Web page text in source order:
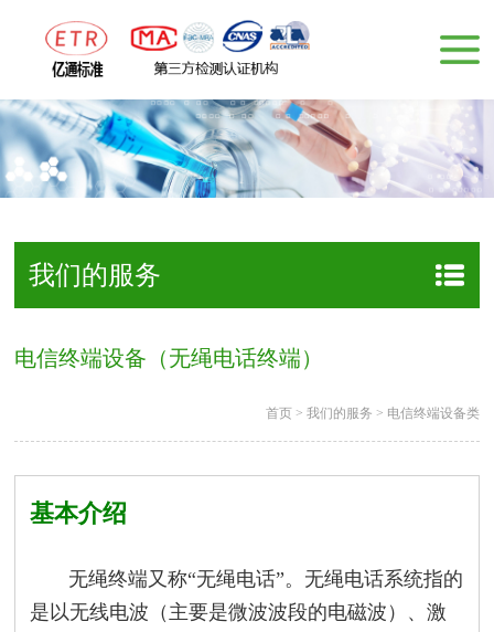
我们的服务
电信终端设备（无绳电话终端）
首页> 我们的服务 > 电信终端设备类
基本介绍
无绳终端又称“无绳电话”。无绳电话系统指的
是以无线电波（主要是微波波段的电磁波）、激